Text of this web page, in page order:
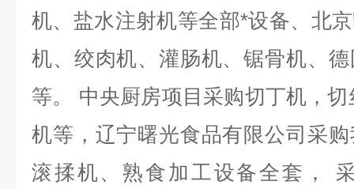
机、盐水注射机等全部*设备、北
机、绞肉机、灌肠机、锯骨机、
等。 中央厨房项目采购切丁机，切
机等，辽宁曙光食品有限公司采
滚揉机、熟食加工设备全套，